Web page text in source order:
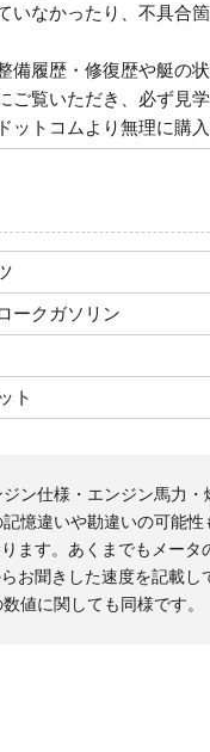
いなかったり、不具合
備履歴・修復歴や艇の
ご覧いただき、必ず見
ットコムより無理に購
ークガソリン
ト
ン仕様・エンジン馬力
憶違いや勘違いの可能
ます。あくまでもメー
お聞きした速度を記載
値に関しても同様です。